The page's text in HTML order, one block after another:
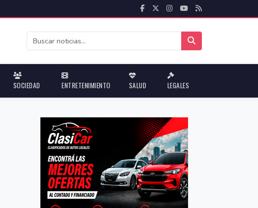
SOCIEDAD ENTRETENIMIENTO SALUD LEGALES